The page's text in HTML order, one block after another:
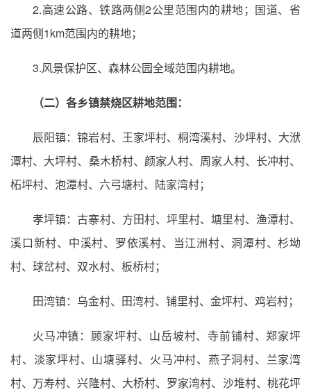
2.高速公路、铁路两侧2公里范围内的耕地；国道、省
道两侧1km范围内的耕地；
3.风景保护区、森林公园全域范围内耕地。
（二）各乡镇禁烧区耕地范围：
辰阳镇：锦岩村、王家坪村、桐湾溪村、沙坪村、大洑
潭村、大坪村、桑木桥村、颜家人村、周家人村、长冲村、
柘坪村、泡潭村、六弓塘村、陆家湾村；
孝坪镇：古寨村、方田村、坪里村、塘里村、渔潭村、
溪口新村、中溪村、罗依溪村、当江洲村、洞潭村、杉坳
村、球岔村、双水村、板桥村；
田湾镇：乌金村、田湾村、铺里村、金坪村、鸡岩村；
火马冲镇：顾家坪村、山岳坡村、寺前铺村、郑家坪
村、淡家坪村、山塘驿村、火马冲村、燕子洞村、兰家湾
村、万寿村、兴隆村、大桥村、罗家湾村、沙堆村、桃花坪